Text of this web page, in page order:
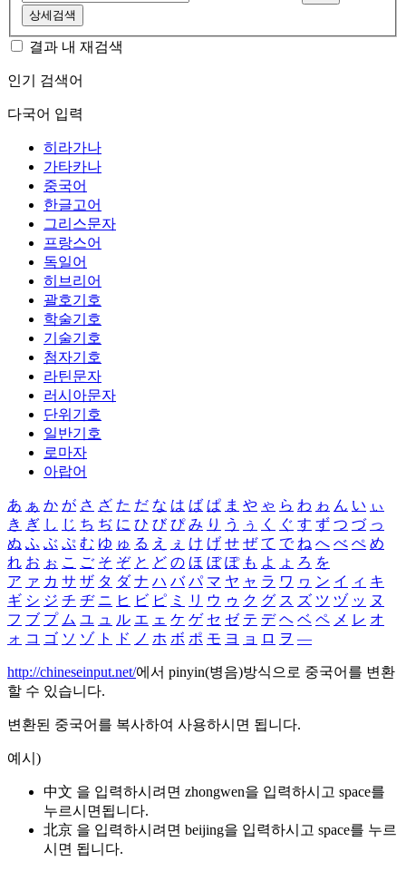
상세검색
결과 내 재검색
인기 검색어
다국어 입력
히라가나
가타카나
중국어
한글고어
그리스문자
프랑스어
독일어
히브리어
괄호기호
학술기호
기술기호
첨자기호
라틴문자
러시아문자
단위기호
일반기호
로마자
아랍어
あ ぁ か が さ ざ た だ な は ば ぱ ま や ゃ ら わ ゎ ん い ぃ
き ぎ し じ ち ぢ に ひ び ぴ み り う ぅ く ぐ す ず つ づ っ
ぬ ふ ぶ ぷ む ゆ ゅ る え ぇ け げ せ ぜ て で ね へ べ ぺ め
れ お ぉ こ ご そ ぞ と ど の ほ ぼ ぽ も よ ょ ろ を
ア ァ カ サ ザ タ ダ ナ ハ バ パ マ ヤ ャ ラ ワ ヮ ン イ ィ キ
ギ シ ジ チ ヂ ニ ヒ ビ ピ ミ リ ウ ゥ ク グ ス ズ ツ ヅ ッ ヌ
フ ブ プ ム ユ ュ ル エ ェ ケ ゲ セ ゼ テ デ ヘ ベ ペ メ レ オ
ォ コ ゴ ソ ゾ ト ド ノ ホ ボ ポ モ ヨ ョ ロ ヲ ―
http://chineseinput.net/에서 pinyin(병음)방식으로 중국어를 변환
할 수 있습니다.
변환된 중국어를 복사하여 사용하시면 됩니다.
예시)
中文 을 입력하시려면 zhongwen을 입력하시고 space를
누르시면됩니다.
北京 을 입력하시려면 beijing을 입력하시고 space를 누르
시면 됩니다.